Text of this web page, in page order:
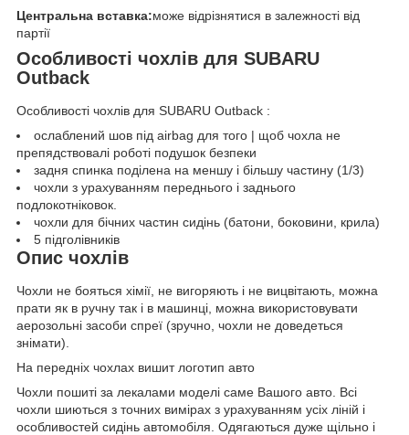
Центральна вставка:може відрізнятися в залежності від
партії
Особливості чохлів для SUBARU
Outback
Особливості чохлів для SUBARU Outback :
ослаблений шов під airbag для того | щоб чохла не
препядствовалі роботі подушок безпеки
задня спинка поділена на меншу і більшу частину (1/3)
чохли з урахуванням переднього і заднього
подлокотніковок.
чохли для бічних частин сидінь (батони, боковини, крила)
5 підголівників
Опис чохлів
Чохли не бояться хімії, не вигоряють і не вицвітають, можна
прати як в ручну так і в машинці, можна використовувати
аерозольні засоби спреї (зручно, чохли не доведеться
знімати).
На передніх чохлах вишит логотип авто
Чохли пошиті за лекалами моделі саме Вашого авто. Всі
чохли шиються з точних вимірах з урахуванням усіх ліній і
особливостей сидінь автомобіля. Одягаються дуже щільно і